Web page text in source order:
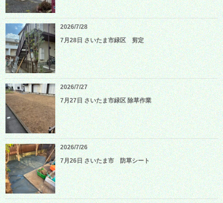
2026/7/28
7月28日 さいたま市緑区 剪定
2026/7/27
7月27日 さいたま市緑区 除草作業
2026/7/26
7月26日 さいたま市 防草シート